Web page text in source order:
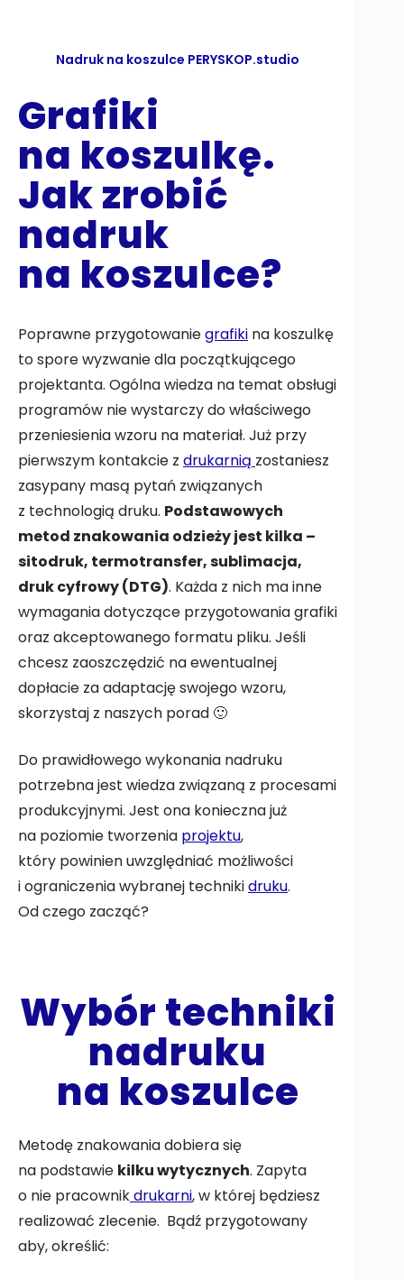
Nadruk na koszulce PERYSKOP.studio
Grafiki
na koszulkę.
Jak zrobić
nadruk
na koszulce?
Poprawne przygotowaniegrafiki na koszulkę
to spore wyzwanie dla początkującego
projektanta. Ogólna wiedza na temat obsługi
programów nie wystarczy do właściwego
przeniesienia wzoru na materiał. Już przy
pierwszym kontakcie z drukarnią zostaniesz
zasypany masą pytań związanych
z technologią druku. Podstawowych
metod znakowania odzieży jest kilka –
sitodruk, termotransfer, sublimacja,
druk cyfrowy (DTG). Każda z nich ma inne
wymagania dotyczące przygotowania grafiki
oraz akceptowanego formatu pliku. Jeśli
chcesz zaoszczędzić na ewentualnej
dopłacie za adaptację swojego wzoru,
skorzystaj z naszych porad 🙂
Do prawidłowego wykonania nadruku
potrzebna jest wiedza związaną z procesami
produkcyjnymi. Jest ona konieczna już
na poziomie tworzenia projektu,
który powinien uwzględniać możliwości
i ograniczenia wybranej technikidruku.
Od czego zacząć?
Wybór techniki
nadruku
na koszulce
Metodę znakowania dobiera się
na podstawie kilku wytycznych. Zapyta
o nie pracownikdrukarni, w której będziesz
realizować zlecenie. Bądź przygotowany
aby, określić: